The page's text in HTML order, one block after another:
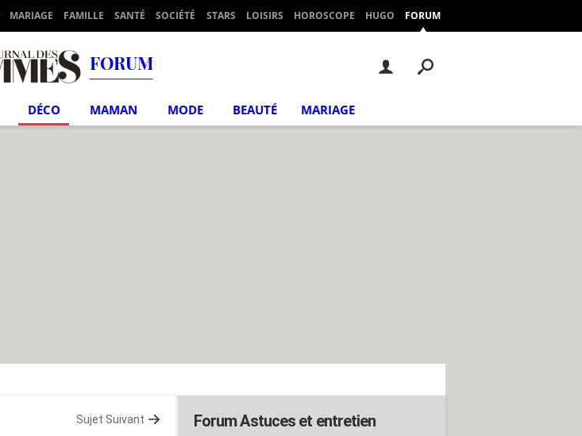
MARIAGE FAMILLE SANTÉ SOCIÉTÉ STARS LOISIRS HOROSCOPE HUGO FORUM
FORUM
DÉCO MAMAN MODE BEAUTÉ MARIAGE
Sujet Suivant Forum Astuces et entretien